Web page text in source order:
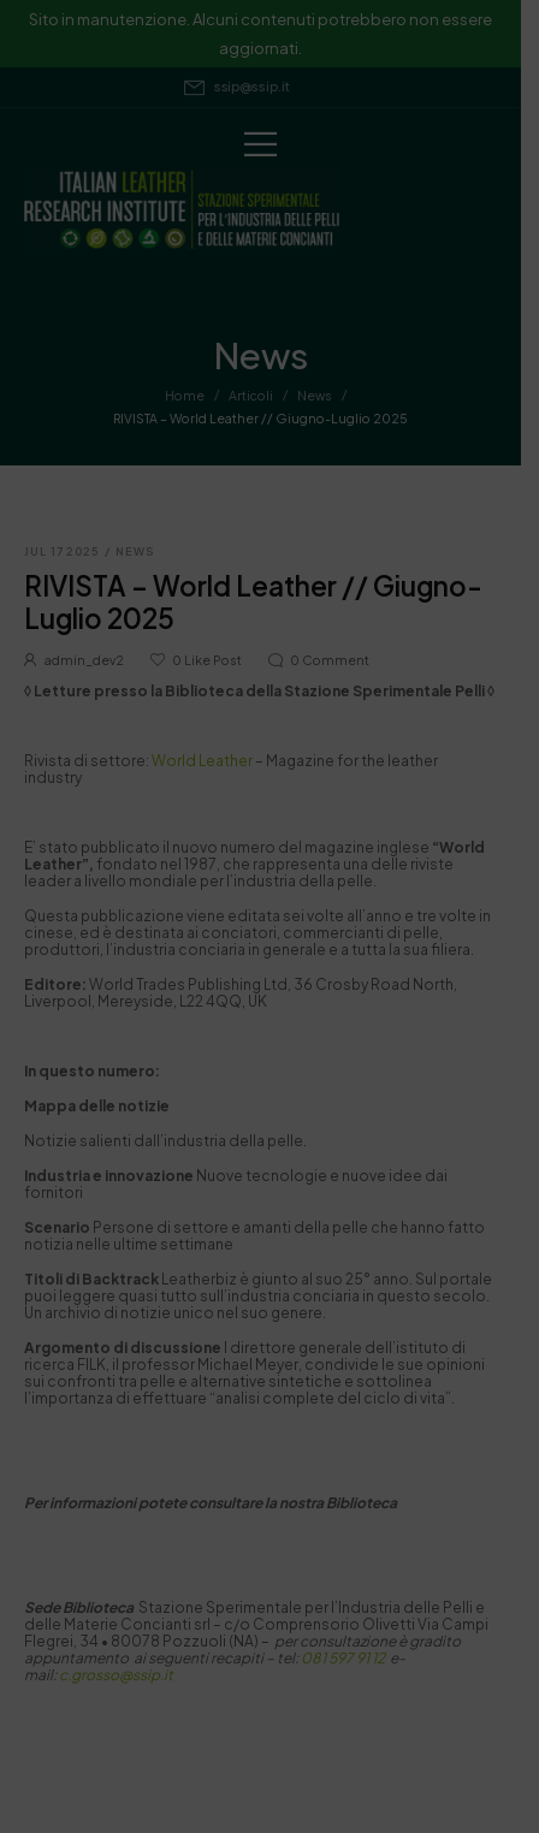
Sito in manutenzione. Alcuni contenuti potrebbero non essere
aggiornati.
ssip@ssip.it
News
Home / Articoli / News
/
RIVISTA – World Leather // Giugno-Luglio 2025
JUL 17 2025 / NEWS
RIVISTA – World Leather // Giugno-
Luglio 2025
admin_dev2 0 Like Post 0 Comment
◊ Letture presso la Biblioteca della Stazione Sperimentale Pelli ◊
Rivista di settore: World Leather – Magazine for the leather
industry
E’ stato pubblicato il nuovo numero del magazine inglese “World
Leather”, fondato nel 1987, che rappresenta una delle riviste
leader a livello mondiale per l’industria della pelle.
Questa pubblicazione viene editata sei volte all’anno e tre volte in
cinese, ed è destinata ai conciatori, commercianti di pelle,
produttori, l’industria conciaria in generale e a tutta la sua filiera.
Editore: World Trades Publishing Ltd, 36 Crosby Road North,
Liverpool, Mereyside, L22 4QQ, UK
In questo numero:
Mappa delle notizie
Notizie salienti dall’industria della pelle.
Industria e innovazione Nuove tecnologie e nuove idee dai
fornitori
Scenario Persone di settore e amanti della pelle che hanno fatto
notizia nelle ultime settimane
Titoli di Backtrack Leatherbiz è giunto al suo 25° anno. Sul portale
puoi leggere quasi tutto sull’industria conciaria in questo secolo.
Un archivio di notizie unico nel suo genere.
Argomento di discussione l direttore generale dell’istituto di
ricerca FILK, il professor Michael Meyer, condivide le sue opinioni
sui confronti tra pelle e alternative sintetiche e sottolinea
l’importanza di effettuare “analisi complete del ciclo di vita”.
Per informazioni potete consultare la nostra Biblioteca
Sede Biblioteca Stazione Sperimentale per I’Industria delle Pelli e
delle Materie Concianti srl – c/o Comprensorio Olivetti Via Campi
Flegrei, 34 • 80078 Pozzuoli (NA) – per consultazione è gradito
appuntamento ai seguenti recapiti – tel: 081 597 91 12e-
mail:c.grosso@ssip.it